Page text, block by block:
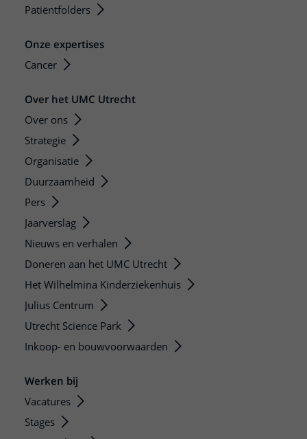
Patiëntfolders
Onze expertises
Cancer
Over het UMC Utrecht
Over ons
Strategie
Organisatie
Duurzaamheid
Pers
Jaarverslag
Nieuws en verhalen
Doneren aan het UMC Utrecht
Het Wilhelmina Kinderziekenhuis
Julius Centrum
Utrecht Science Park
Inkoop- en bouwvoorwaarden
Werken bij
Vacatures
Stages